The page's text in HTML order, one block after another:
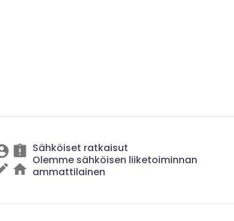
Sähköiset ratkaisut
Olemme sähköisen liiketoiminnan
ammattilainen